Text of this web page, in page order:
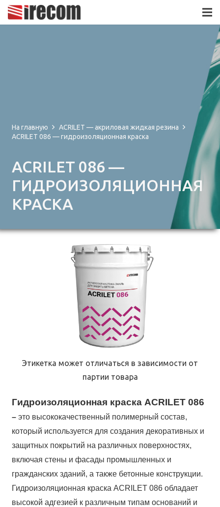
На главную
ACRILET — акриловая жидкая резина
ACRILET 086 — гидроизоляционная краска
ACRILET 086 —
ГИДРОИЗОЛЯЦИОННАЯ
КРАСКА
Этикетка может отличаться в зависимости от
партии товара
Гидроизоляционная краска ACRILET 086
– это высококачественный полимерный состав,
который используется для создания декоративных и
защитных покрытий на различных поверхностях,
включая стены и фасады промышленных и
гражданских зданий, а также бетонные конструкции.
Гидроизоляционная краска ACRILET 086 обладает
высокой адгезией к различным типам оснований и